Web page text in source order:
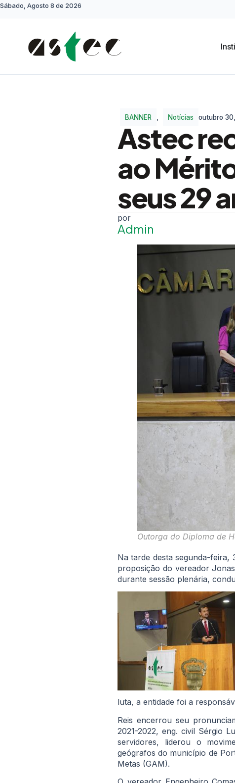
Sábado, Agosto 8 de 2026
BANNER Notícias outubro
Astec
ao
seus 29
Admin
Outorga do Diploma de
Na tarde desta segunda-
proposição do vereador
durante sessão plenária,
luta, a entidade foi a
Reis encerrou seu
2021-2022, eng. civil Sérgio
servidores, liderou o
geógrafos do município de
Metas (GAM).